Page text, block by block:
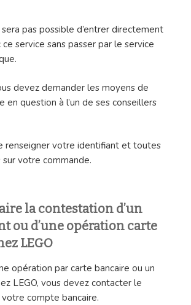
pas possible d’entrer directement
service sans passer par le service
devez demander les moyens de
en question à l’un de ses conseillers
renseigner votre identifiant et toutes
votre commande.
la contestation d’un
ou d’une opération carte
LEGO
opération par carte bancaire ou un
LEGO, vous devez contacter le
compte bancaire.